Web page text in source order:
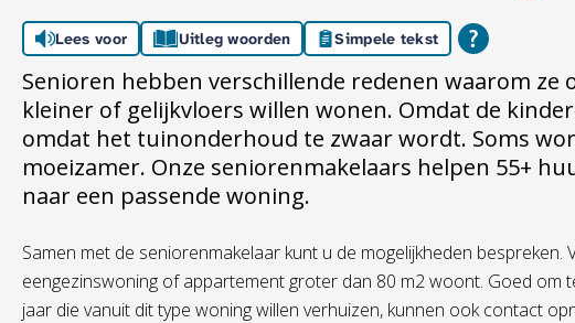
Lees voor Uitleg woorden Simpele tekst
Senioren hebben verschillende redenen waarom ze
kleiner of gelijkvloers willen wonen. Omdat de
omdat het tuinonderhoud te zwaar wordt. Soms
moeizamer. Onze seniorenmakelaars helpen 55+
naar een passende woning.
Samen met de seniorenmakelaar kunt u de mogelijkheden bespreken.
eengezinswoning of appartement groter dan 80 m2 woont. Goed om
jaar die vanuit dit type woning willen verhuizen, kunnen ook contact